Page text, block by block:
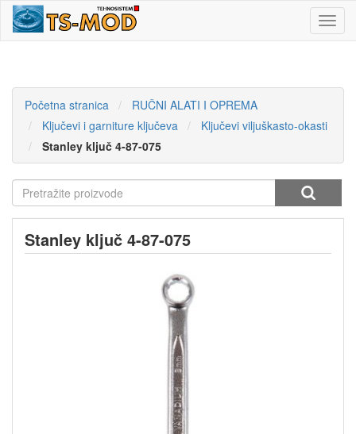
Početna stranica
RUČNI ALATI I OPREMA
Ključevi i garniture ključeva
Ključevi viljuškasto-okasti
Stanley ključ 4-87-075
Stanley ključ 4-87-075